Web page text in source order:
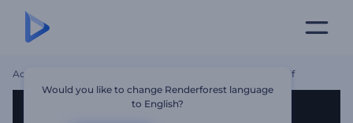
Accueil Animation De Logo - Arbre De Noël Festif
Would you like to change Renderforest language
to English?